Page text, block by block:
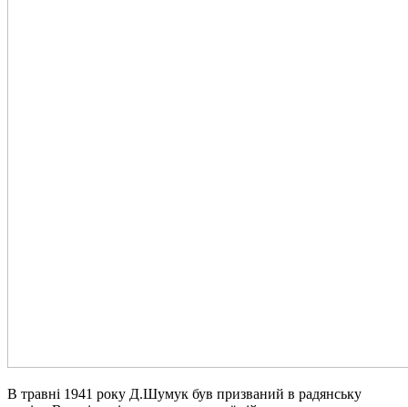
В травні 1941 року Д.Шумук був призваний в радянську